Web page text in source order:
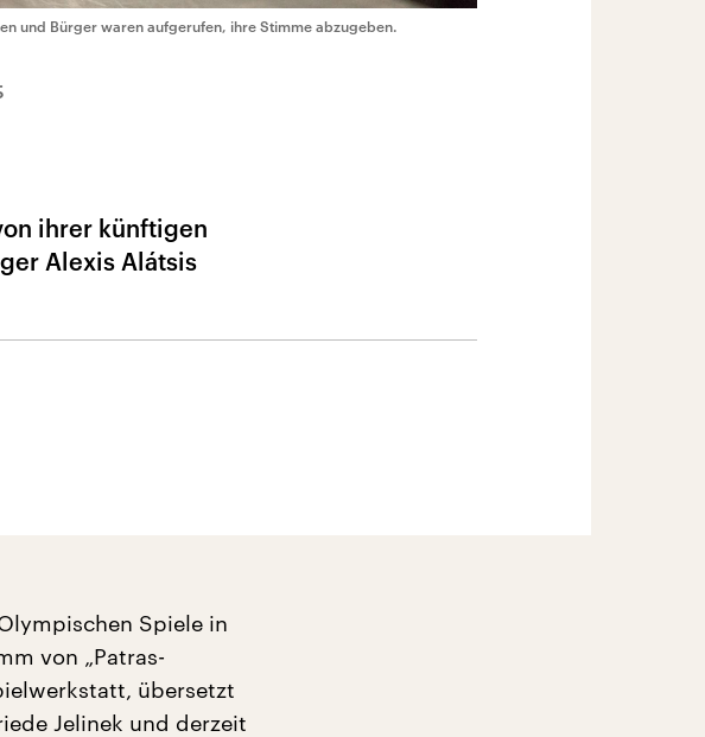
und Bürger waren aufgerufen, ihre Stimme abzugeben.
ihrer künftigen
Alexis Alátsis
Spiele in
von „Patras-
übersetzt
Jelinek und derzeit